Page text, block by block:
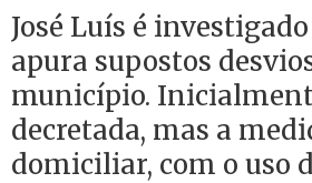
José Luís é
apura supostos
município.
decretada, mas a
domiciliar, com o uso